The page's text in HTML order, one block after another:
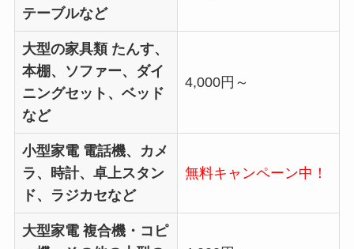
テーブルなど
大型の家具類たんす、
本棚、ソファー、ダイ
ニングセット、ベッド
など
4,000円～
小型家電電話機、カメ
ラ、時計、卓上スタン
ド、ラジカセなど
無料キャンペーン中！
大型家電複合機・コピ